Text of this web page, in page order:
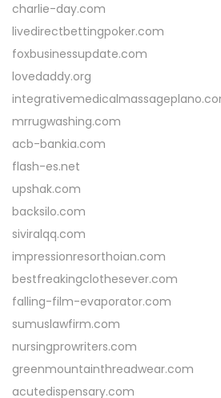
charlie-day.com
livedirectbettingpoker.com
foxbusinessupdate.com
lovedaddy.org
mrrugwashing.com
acb-bankia.com
flash-es.net
upshak.com
backsilo.com
siviralqq.com
impressionresorthoian.com
bestfreakingclothesever.com
falling-film-evaporator.com
sumuslawfirm.com
nursingprowriters.com
greenmountainthreadwear.com
acutedispensary.com